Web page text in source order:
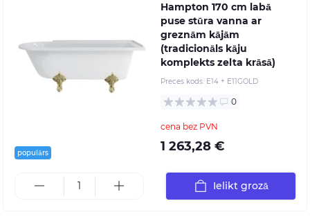
populārs
Hampton 170 cm labā
puse stūra vanna ar
greznām kājām
(tradicionāls kāju
komplekts zelta krāsā)
Preces kods: E14 + E11GOLD
0
cena bez PVN
1 263,28 €
Ielikt grozā